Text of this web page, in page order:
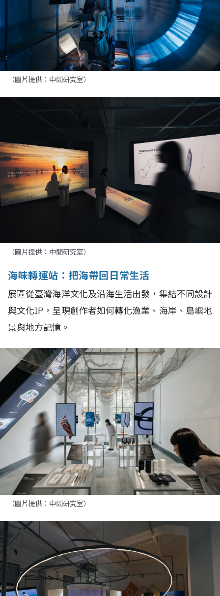
（圖片提供：中間研究室）
（圖片提供：中間研究室）
海味轉運站：把海帶回日常生活
展區從臺灣海洋文化及沿海生活出發，集結不同設計
與文化IP，呈現創作者如何轉化漁業、海岸、島嶼地
景與地方記憶。
（圖片提供：中間研究室）